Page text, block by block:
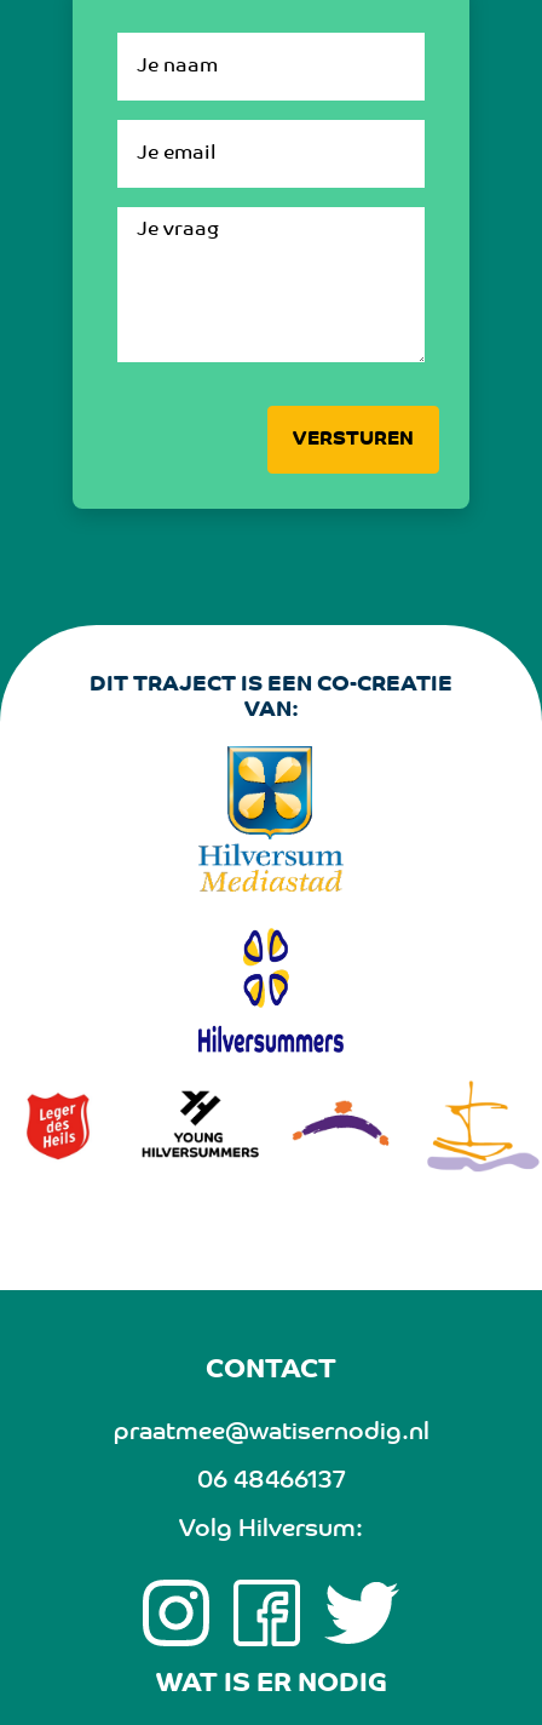
VERSTUREN
DIT TRAJECT IS EEN CO-CREATIE
VAN:
CONTACT
praatmee@watisernodig.nl
06 48466137
Volg Hilversum:
WAT IS ER NODIG